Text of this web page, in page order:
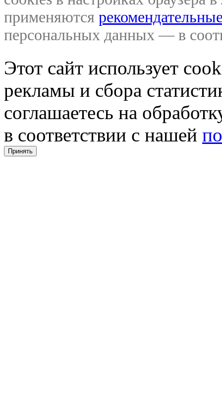
применяются
персональных данных — в
Этот сайт использует
рекламы и сбора
соглашаетесь на
в соответствии с нашей
Принять